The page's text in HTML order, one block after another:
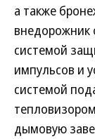
а также
внедорожник
системой
импульсов и
системой
дымовую